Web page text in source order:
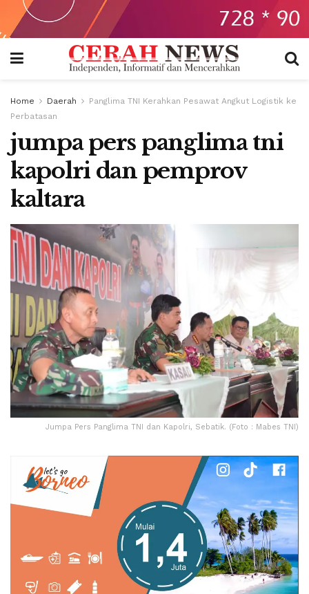
Home Daerah
Panglima TNI Kerahkan Pesawat Angkut Logistik ke
Perbatasan
jumpa pers panglima tni
kapolri dan pemprov
kaltara
Jumpa Pers Panglima TNI dan Kapolri, Sebatik. (Foto : Mabes TNI)